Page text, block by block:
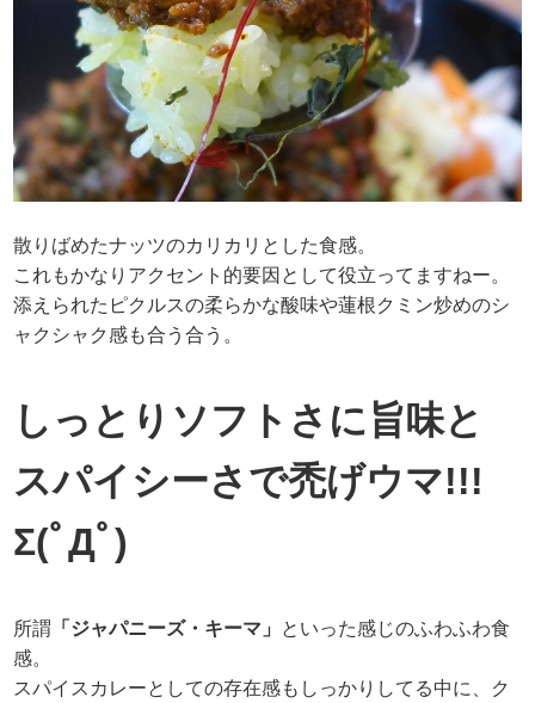
散りばめたナッツのカリカリとした食感。
これもかなりアクセント的要因として役立ってますねー。
添えられたピクルスの柔らかな酸味や蓮根クミン炒めのシ
ャクシャク感も合う合う。
しっとりソフトさに旨味と
スパイシーさで禿げウマ!!!
Σ(ﾟДﾟ)
所謂 「ジャパニーズ・キーマ」
といった感じのふわふわ食
感。
スパイスカレーとしての存在感もしっかりしてる中に、ク